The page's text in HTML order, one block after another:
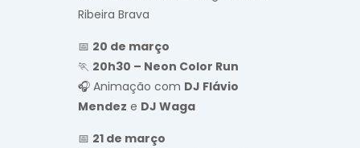
Ribeira Brava
📅 20 de março
🏃 20h30 – Neon Color Run
🎧 Animação com DJ Flávio
Mendez e DJ Waga
📅 21 de março